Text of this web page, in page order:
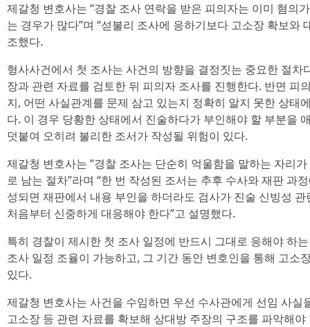
제갈청 변호사는 “경찰 조사 연락을 받은 피의자는 이미 혐의
는 경우가 많다”며 “섣불리 조사에 응하기보다 고소장 확보와
조했다.
형사사건에서 첫 조사는 사건의 방향을 결정짓는 중요한 절
장과 관련 자료를 검토한 뒤 피의자 조사를 진행한다. 반면 피
지, 어떤 사실관계를 문제 삼고 있는지 정확히 알지 못한 상태
다. 이 경우 당황한 상태에서 진술하다가 부인해야 할 부분을
덧붙여 오히려 불리한 조서가 작성될 위험이 있다.
제갈청 변호사는 “경찰 조사는 단순히 억울함을 말하는 자리
로 남는 절차”라며 “한 번 작성된 조서는 추후 수사와 재판 과
성되면 재판에서 내용 부인을 하더라도 검사가 진술 신빙성
처음부터 신중하게 대응해야 한다”고 설명했다.
특히 경찰이 제시한 첫 조사 일정에 반드시 그대로 응해야 하
조사 일정 조율이 가능하고, 그 기간 동안 변호인을 통해 고소
있다.
제갈청 변호사는 사건을 수임하면 우선 수사관에게 선임 사실
고소장 등 관련 자료를 확보해 상대방 주장의 구조를 파악해